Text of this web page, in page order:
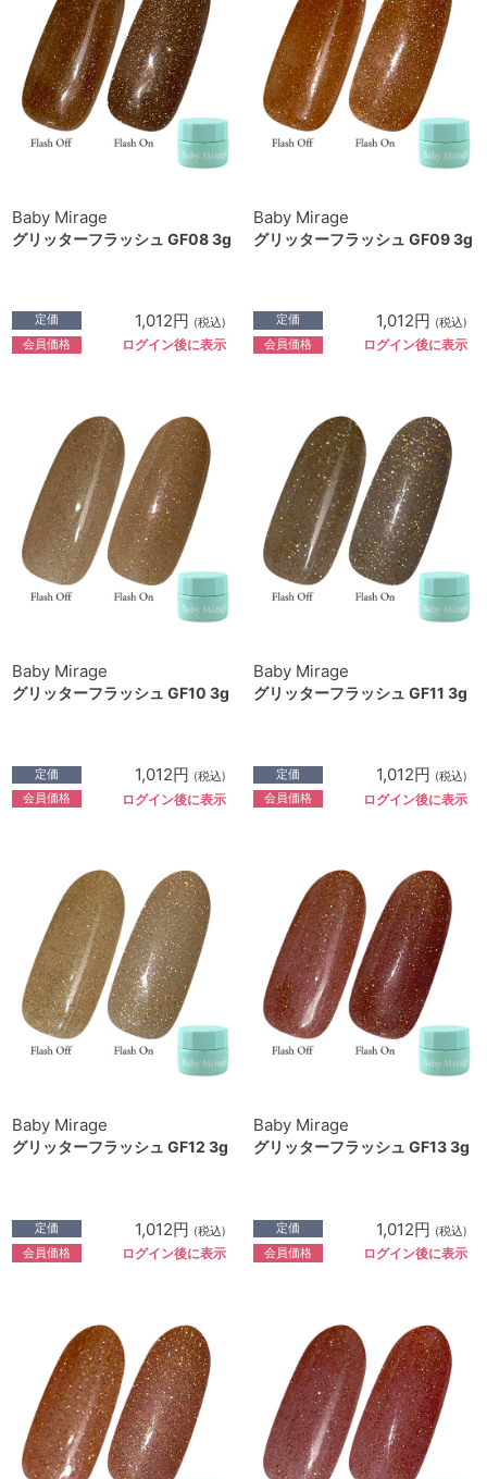
Baby Mirage
グリッターフラッシュ GF08 3g
定価 1,012円 (税込)
会員価格 ログイン後に表示
Baby Mirage
グリッターフラッシュ GF09 3g
定価 1,012円 (税込)
会員価格 ログイン後に表示
Baby Mirage
グリッターフラッシュ GF10 3g
定価 1,012円 (税込)
会員価格 ログイン後に表示
Baby Mirage
グリッターフラッシュ GF11 3g
定価 1,012円 (税込)
会員価格 ログイン後に表示
Baby Mirage
グリッターフラッシュ GF12 3g
定価 1,012円 (税込)
会員価格 ログイン後に表示
Baby Mirage
グリッターフラッシュ GF13 3g
定価 1,012円 (税込)
会員価格 ログイン後に表示